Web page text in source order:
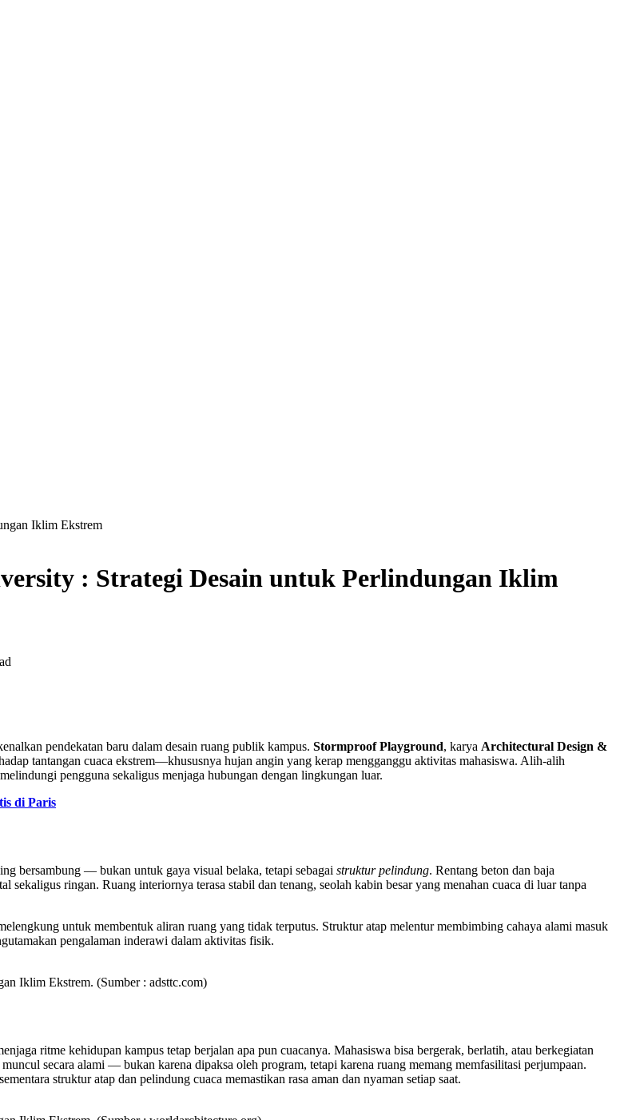
Iklim Ekstrem
: Strategi Desain untuk Perlindungan Iklim
pendekatan baru dalam desain ruang publik kampus. Stormproof Playground, karya Architectural Design &
tantangan cuaca ekstrem—khususnya hujan angin yang kerap mengganggu aktivitas mahasiswa. Alih-alih
pengguna sekaligus menjaga hubungan dengan lingkungan luar.
di Paris
bersambung — bukan untuk gaya visual belaka, tetapi sebagai struktur pelindung. Rentang beton dan baja
ringan. Ruang interiornya terasa stabil dan tenang, seolah kabin besar yang menahan cuaca di luar tanpa
untuk membentuk aliran ruang yang tidak terputus. Struktur atap melentur membimbing cahaya alami masuk
pengalaman inderawi dalam aktivitas fisik.
Iklim Ekstrem. (Sumber : adsttc.com)
ritme kehidupan kampus tetap berjalan apa pun cuacanya. Mahasiswa bisa bergerak, berlatih, atau berkegiatan
secara alami — bukan karena dipaksa oleh program, tetapi karena ruang memang memfasilitasi perjumpaan.
struktur atap dan pelindung cuaca memastikan rasa aman dan nyaman setiap saat.